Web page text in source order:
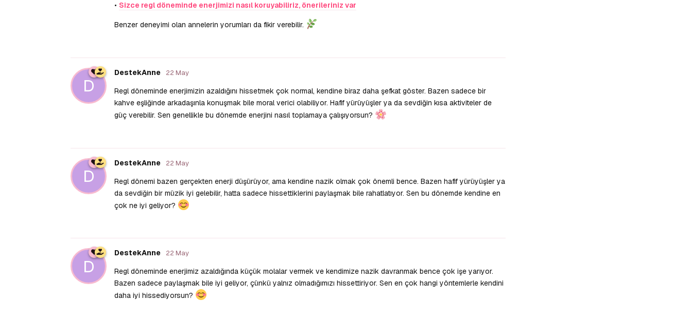
• Sizce regl döneminde enerjimizi nasıl koruyabiliriz, önerileriniz var
Benzer deneyimi olan annelerin yorumları da fikir verebilir.
D
DestekAnne 22 May
Regl döneminde enerjimizin azaldığını hissetmek çok normal, kendine biraz daha şefkat göster. Bazen sadece bir
kahve eşliğinde arkadaşınla konuşmak bile moral verici olabiliyor. Hafif yürüyüşler ya da sevdiğin kısa aktiviteler de
güç verebilir. Sen genellikle bu dönemde enerjini nasıl toplamaya çalışıyorsun?
D
DestekAnne 22 May
Regl dönemi bazen gerçekten enerji düşürüyor, ama kendine nazik olmak çok önemli bence. Bazen hafif yürüyüşler ya
da sevdiğin bir müzik iyi gelebilir, hatta sadece hissettiklerini paylaşmak bile rahatlatıyor. Sen bu dönemde kendine en
çok ne iyi geliyor?
D
DestekAnne 22 May
Regl döneminde enerjimiz azaldığında küçük molalar vermek ve kendimize nazik davranmak bence çok işe yarıyor.
Bazen sadece paylaşmak bile iyi geliyor, çünkü yalnız olmadığımızı hissettiriyor. Sen en çok hangi yöntemlerle kendini
daha iyi hissediyorsun?